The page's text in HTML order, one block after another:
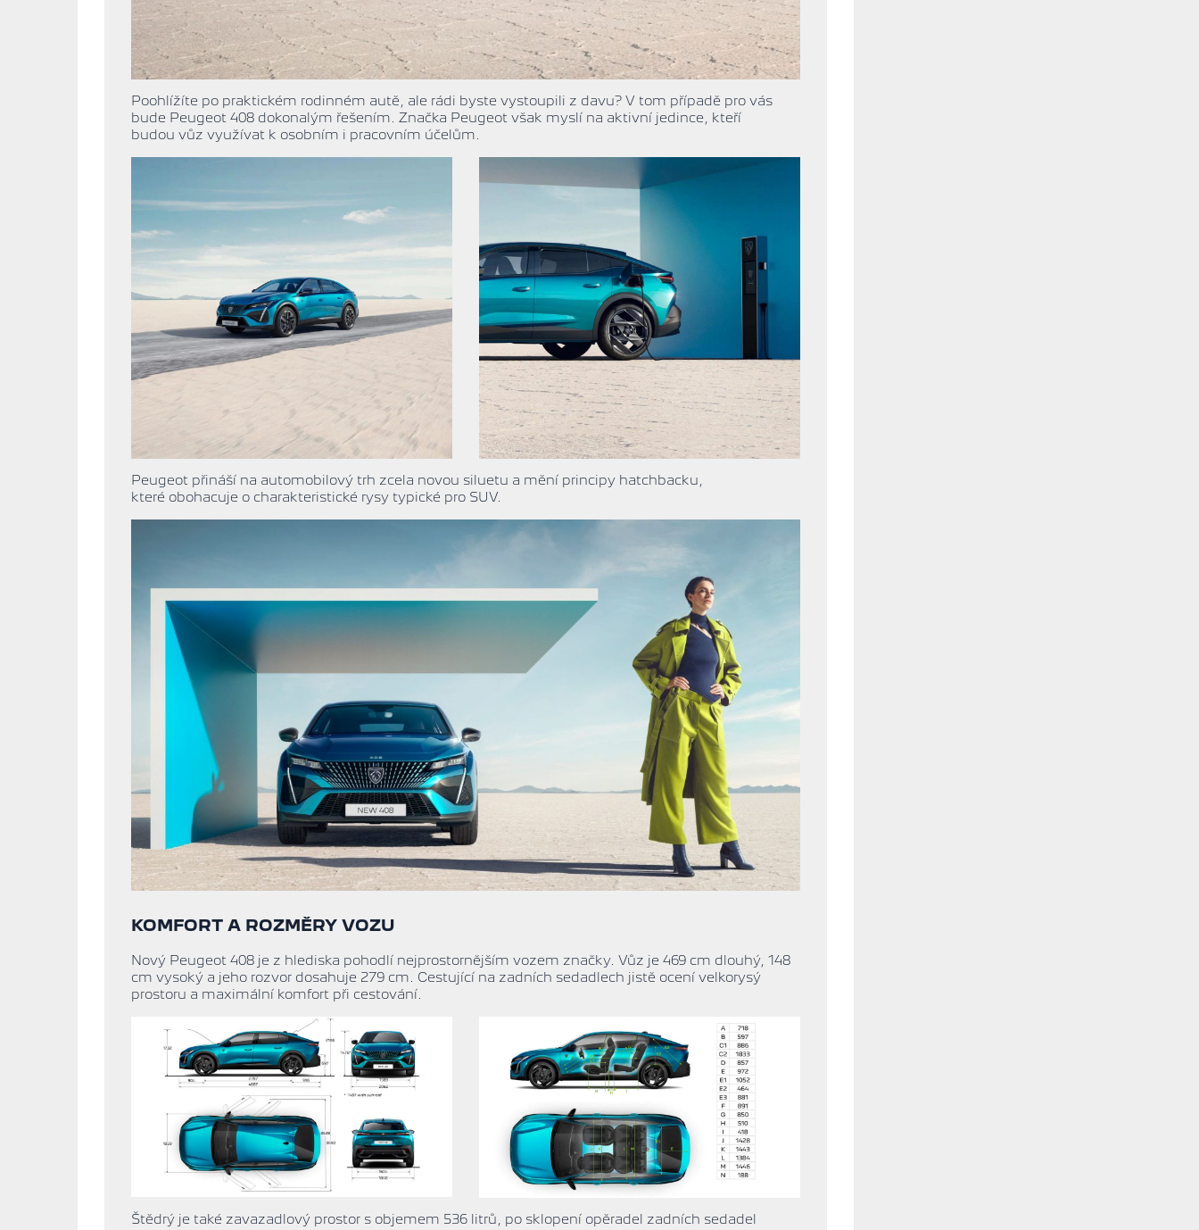
Poohlížíte po praktickém rodinném autě, ale rádi byste vystoupili z davu? V tom případě pro vás
bude Peugeot 408 dokonalým řešením. Značka Peugeot však myslí na aktivní jedince, kteří
budou vůz využívat k osobním i pracovním účelům.
Peugeot přináší na automobilový trh zcela novou siluetu a mění principy hatchbacku,
které obohacuje o charakteristické rysy typické pro SUV.
KOMFORT A ROZMĚRY VOZU
Nový Peugeot 408 je z hlediska pohodlí nejprostornějším vozem značky. Vůz je 469 cm dlouhý, 148
cm vysoký a jeho rozvor dosahuje 279 cm. Cestující na zadních sedadlech jistě ocení velkorysý
prostoru a maximální komfort při cestování.
Štědrý je také zavazadlový prostor s objemem 536 litrů, po sklopení opěradel zadních sedadel